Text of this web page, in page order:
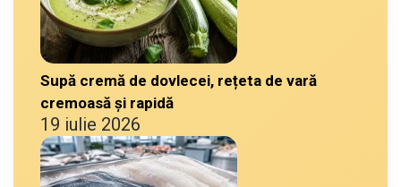
Supă cremă de dovlecei, rețeta de vară
cremoasă și rapidă
19 iulie 2026